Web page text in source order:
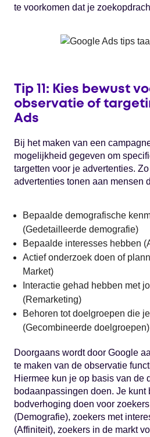
te voorkomen dat je
Tip 11: Kies bewust
observatie of
Ads
Bij het maken van een
mogelijkheid gegeven om
targetten voor je advertenties.
advertenties tonen aan mensen
Bepaalde demografische
(Gedetailleerde demografie)
Bepaalde interesses hebben
Actief onderzoek doen of
Market)
Interactie gehad hebben met
(Remarketing)
Behoren tot doelgroepen die
(Gecombineerde doelgroepen)
Doorgaans wordt door Google
te maken van de observatie
Hiermee kun je op basis van de
bodaanpassingen doen. Je kunt
bodverhoging doen voor
(Demografie), zoekers met
(Affiniteit), zoekers in de markt